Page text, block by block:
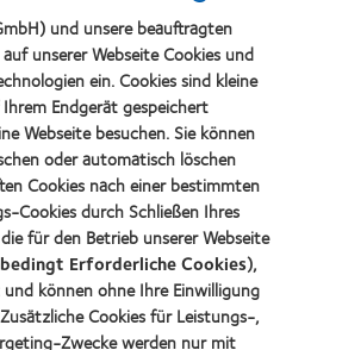
Silmo
d’Or-
Preis
für
das
beste
Produkt
mit
MyDay™
(2013)
Learn
more
about
Spectaris
Mitglied
Learn
more
about
German
Innovation
Award'22
und unsere beauftragten
unserer Webseite Cookies und
ein. Cookies sind kleine
Endgerät gespeichert
Webseite besuchen. Sie können
oder automatisch löschen
Cookies nach einer bestimmten
Cookies durch Schließen Ihres
für den Betrieb unserer Webseite
Erforderliche Cookies),
können ohne Ihre Einwilligung
Cookies für Leistungs-,
Zwecke werden nur mit